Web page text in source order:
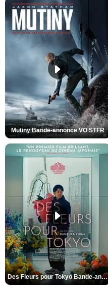
Mutiny Bande-annonce VO STFR
Des Fleurs pour Tokyo Bande-annonce VO STFR